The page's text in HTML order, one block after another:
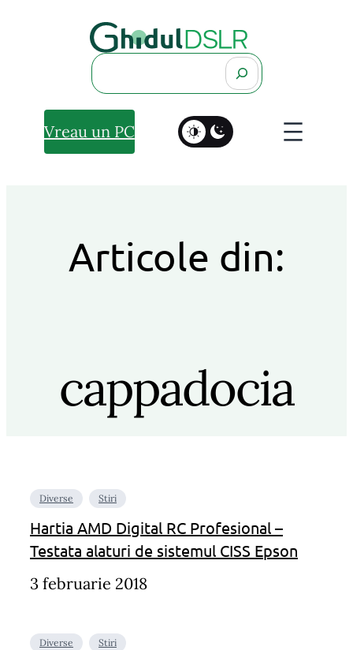
Search
Vreau un PC
Articole din:
cappadocia
Diverse Stiri
Hartia AMD Digital RC Profesional –
Testata alaturi de sistemul CISS Epson
3 februarie 2018
Diverse Stiri